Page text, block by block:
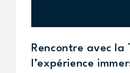
Rencontre avec la
l’expérience